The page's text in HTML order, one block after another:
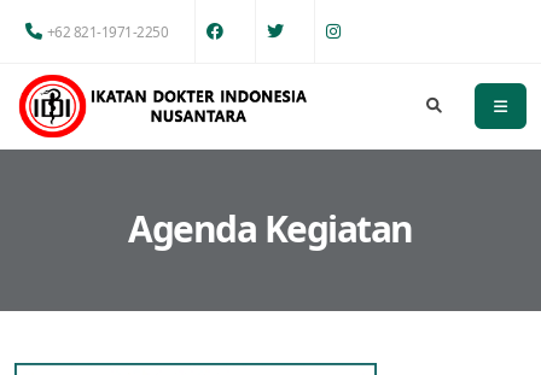
+62 821-1971-2250
Agenda Kegiatan